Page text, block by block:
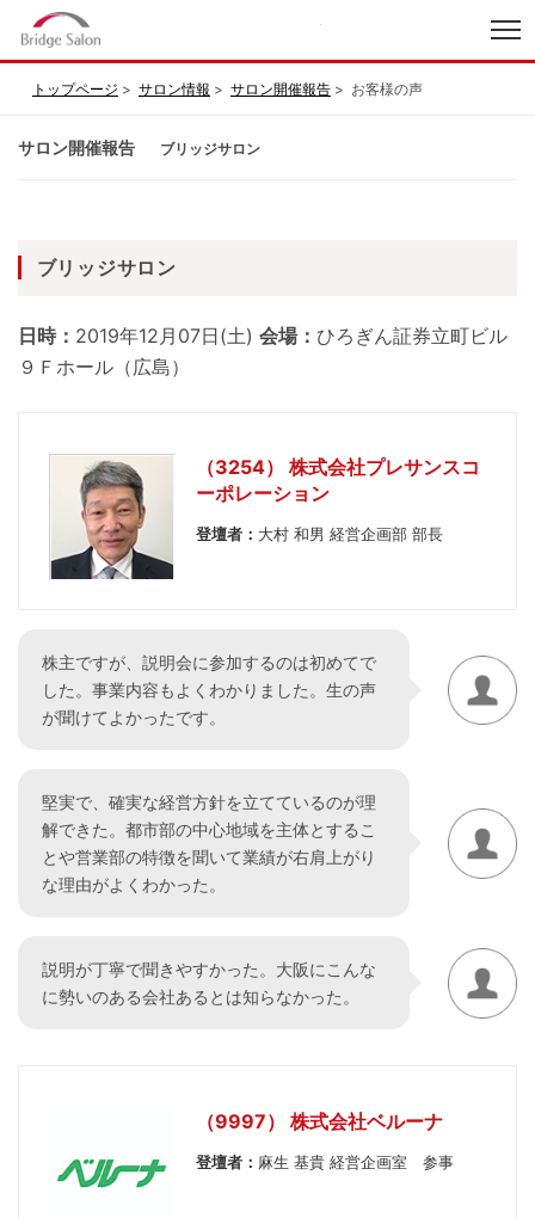
トップページ サロン情報 サロン開催報告 お客様の声
サロン開催報告 ブリッジサロン
ブリッジサロン
日時： 2019年12月07日(土) 会場： ひろぎん証券立町ビル
９Ｆホール（広島）
（3254） 株式会社プレサンスコ
ーポレーション
登壇者： 大村 和男 経営企画部 部長
株主ですが、説明会に参加するのは初めてで
した。事業内容もよくわかりました。生の声
が聞けてよかったです。
堅実で、確実な経営方針を立てているのが理
解できた。都市部の中心地域を主体とするこ
とや営業部の特徴を聞いて業績が右肩上がり
な理由がよくわかった。
説明が丁寧で聞きやすかった。大阪にこんな
に勢いのある会社あるとは知らなかった。
（9997） 株式会社ベルーナ
登壇者： 麻生 基貴 経営企画室 参事